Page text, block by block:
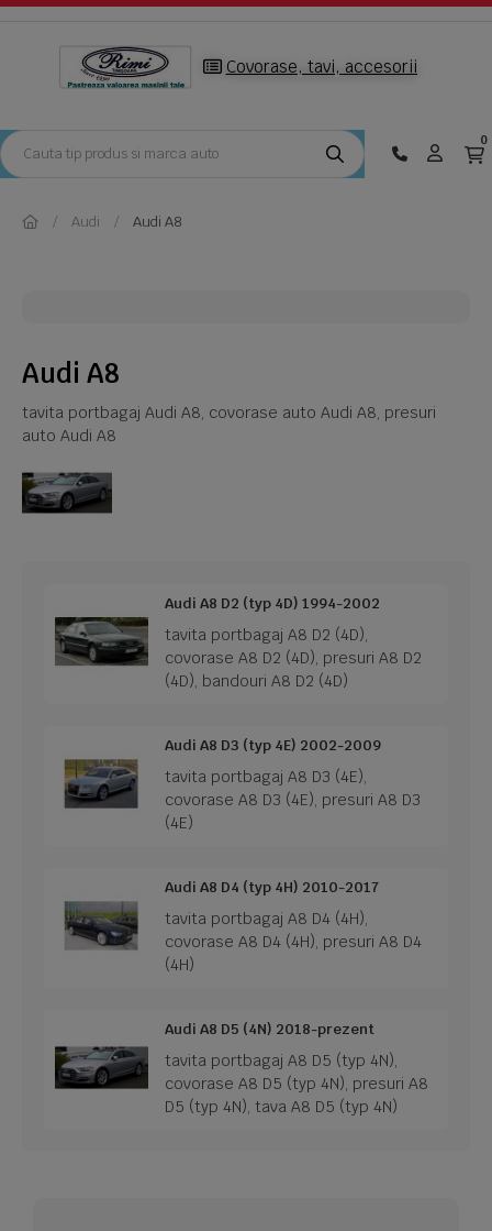
Covorase, tavi, accesorii
0
Audi Audi A8
Audi A8
tavita portbagaj Audi A8, covorase auto Audi A8, presuri
auto Audi A8
Audi A8 D2 (typ 4D) 1994-2002
tavita portbagaj A8 D2 (4D),
covorase A8 D2 (4D), presuri A8 D2
(4D), bandouri A8 D2 (4D)
Audi A8 D3 (typ 4E) 2002-2009
tavita portbagaj A8 D3 (4E),
covorase A8 D3 (4E), presuri A8 D3
(4E)
Audi A8 D4 (typ 4H) 2010-2017
tavita portbagaj A8 D4 (4H),
covorase A8 D4 (4H), presuri A8 D4
(4H)
Audi A8 D5 (4N) 2018-prezent
tavita portbagaj A8 D5 (typ 4N),
covorase A8 D5 (typ 4N), presuri A8
D5 (typ 4N), tava A8 D5 (typ 4N)